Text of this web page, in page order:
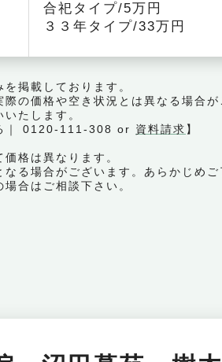
合祀タイプ/5万円
３３年タイプ/33万円
掲載しております。
の価格や空き状況とは異なる場合
たします。
｜ 0120-111-308 or 資料請求 】
格は異なります。
る場合がございます。あらかじめご
合はご相談下さい。